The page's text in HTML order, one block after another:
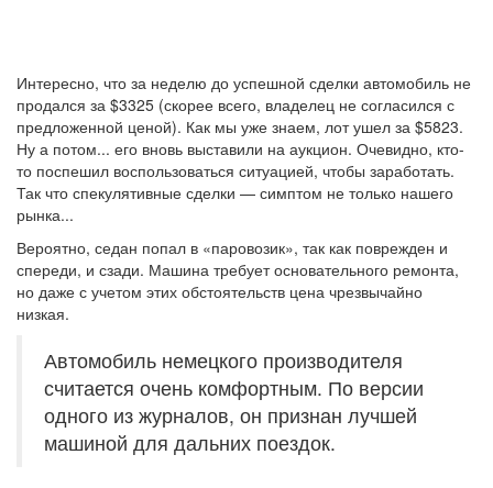
Интересно, что за неделю до успешной сделки автомобиль не
продался за $3325 (скорее всего, владелец не согласился с
предложенной ценой). Как мы уже знаем, лот ушел за $5823.
Ну а потом... его вновь выставили на аукцион. Очевидно, кто-
то поспешил воспользоваться ситуацией, чтобы заработать.
Так что спекулятивные сделки — симптом не только нашего
рынка...
Вероятно, седан попал в «паровозик», так как поврежден и
спереди, и сзади. Машина требует основательного ремонта,
но даже с учетом этих обстоятельств цена чрезвычайно
низкая.
Автомобиль немецкого производителя
считается очень комфортным. По версии
одного из журналов, он признан лучшей
машиной для дальних поездок.